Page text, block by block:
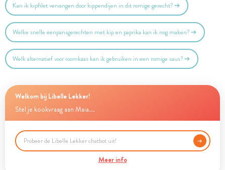
Kan ik kipfilet vervangen door kippendijen in dit romige gerecht?
Welke snelle eenpansgerechten met kip en paprika kan ik nog maken?
Welk alternatief voor roomkaas kan ik gebruiken in een romige saus?
Welkom bij Libelle Lekker!
Stel je kookvraag aan Maia...
Meer info